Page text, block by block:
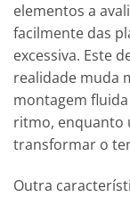
elementos a
facilmente das
excessiva. Este
realidade muda
montagem
ritmo, enquanto
transformar o
Outra